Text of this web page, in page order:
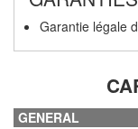
Garantie légale
GENERAL